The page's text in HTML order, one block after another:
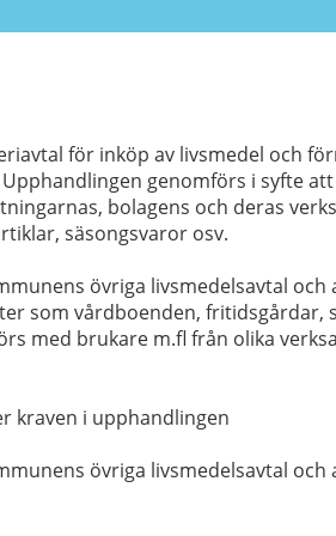
för inköp av livsmedel och
genomförs i syfte
bolagens och deras
säsongsvaror osv.
övriga livsmedelsavtal
som vårdboenden,
med brukare m.fl från olika
kraven i upphandlingen
övriga livsmedelsavtal och